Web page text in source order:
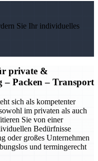
Sie Ihr individuelles
private &
– Packen – Transport
sich als kompetenter
im privaten als auch
Sie von einer
Bedürfnisse
oder großes Unternehmen
und termingerecht